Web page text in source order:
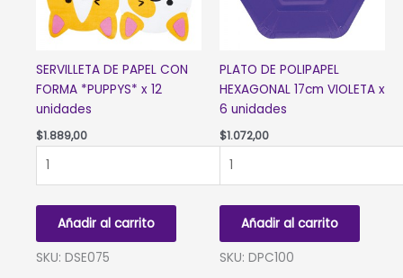
SERVILLETA DE PAPEL CON
FORMA *PUPPYS* x 12
unidades
$1.889,00
DE
CON
FORMA
*PUPPYS*
Añadir al carrito
SKU: DSE075
PLATO DE POLIPAPEL
HEXAGONAL 17cm VIOLETA x
6 unidades
$1.072,00
DE
HEXAGONAL
17cm
VIOLETA
Añadir al carrito
SKU: DPC100